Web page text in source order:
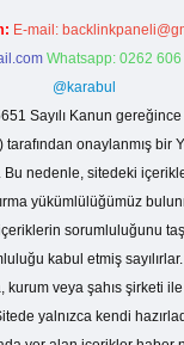
E-mail:
Whatsapp: 0262 606
@karabul
Sayılı Kanun
tarafından onaylanmış bir
Bu nedenle, sitedeki
yükümlülüğümüz
sorumluluğunu
kabul etmiş
kurum veya şahıs şirketi ile
yalnızca kendi